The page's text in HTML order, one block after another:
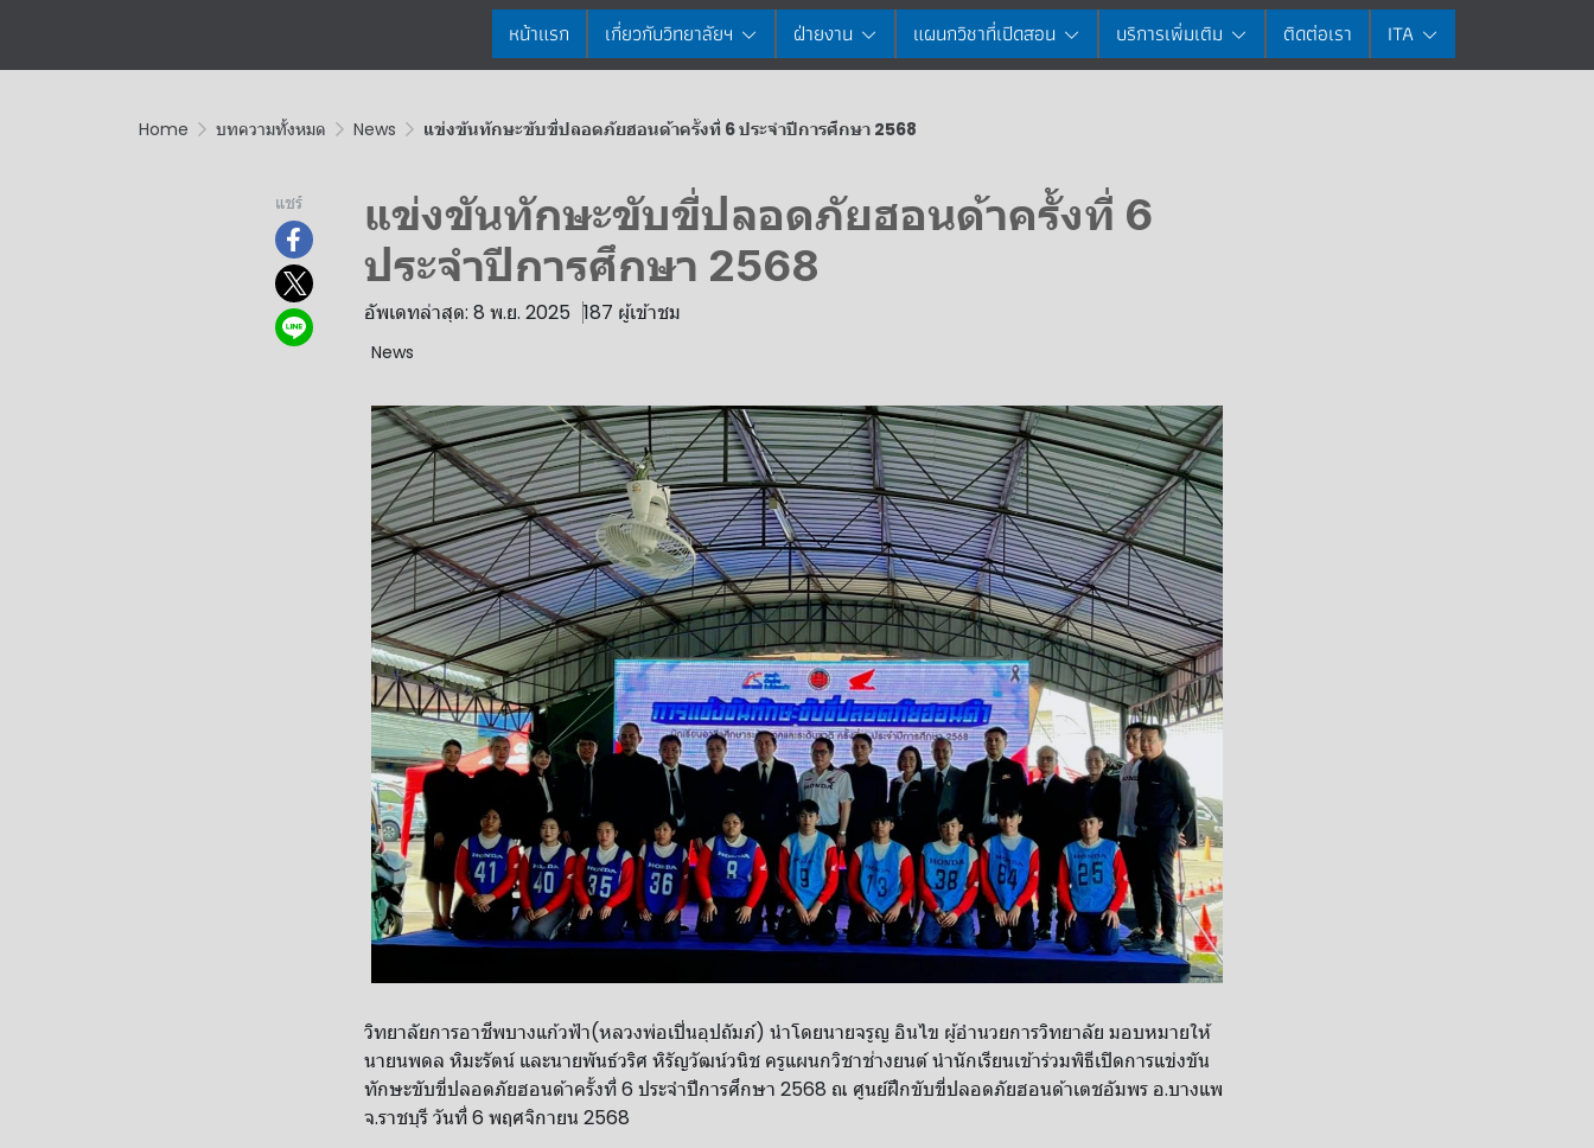
หน้าแรก เกี่ยวกับวิทยาลัยฯ ฝ่ายงาน แผนกวิชาที่เปิดสอน บริการเพิ่มเติม ติดต่อเรา ITA
Home บทความทั้งหมด News แข่งขันทักษะขับขี่ปลอดภัยฮอนด้าครั้งที่ 6 ประจำปีการศึกษา 2568
แชร์
แข่งขันทักษะขับขี่ปลอดภัยฮอนด้าครั้งที่ 6
ประจำปีการศึกษา 2568
อัพเดทล่าสุด: 8 พ.ย. 2025 187 ผู้เข้าชม
News
วิทยาลัยการอาชีพบางแก้วฟ้า(หลวงพ่อเปิ่นอุปถัมภ์) นำโดยนายจรูญ อินไข ผู้อำนวยการวิทยาลัย มอบหมายให้
นายนพดล หิมะรัตน์ และนายพันธ์วริศ หิรัญวัฒน์วนิช ครูแผนกวิชาช่างยนต์ นำนักเรียนเข้าร่วมพิธีเปิดการแข่งขัน
ทักษะขับขี่ปลอดภัยฮอนด้าครั้งที่ 6 ประจำปีการศึกษา 2568 ณ ศูนย์ฝึกขับขี่ปลอดภัยฮอนด้าเตชอัมพร อ.บางแพ
จ.ราชบุรี วันที่ 6 พฤศจิกายน 2568